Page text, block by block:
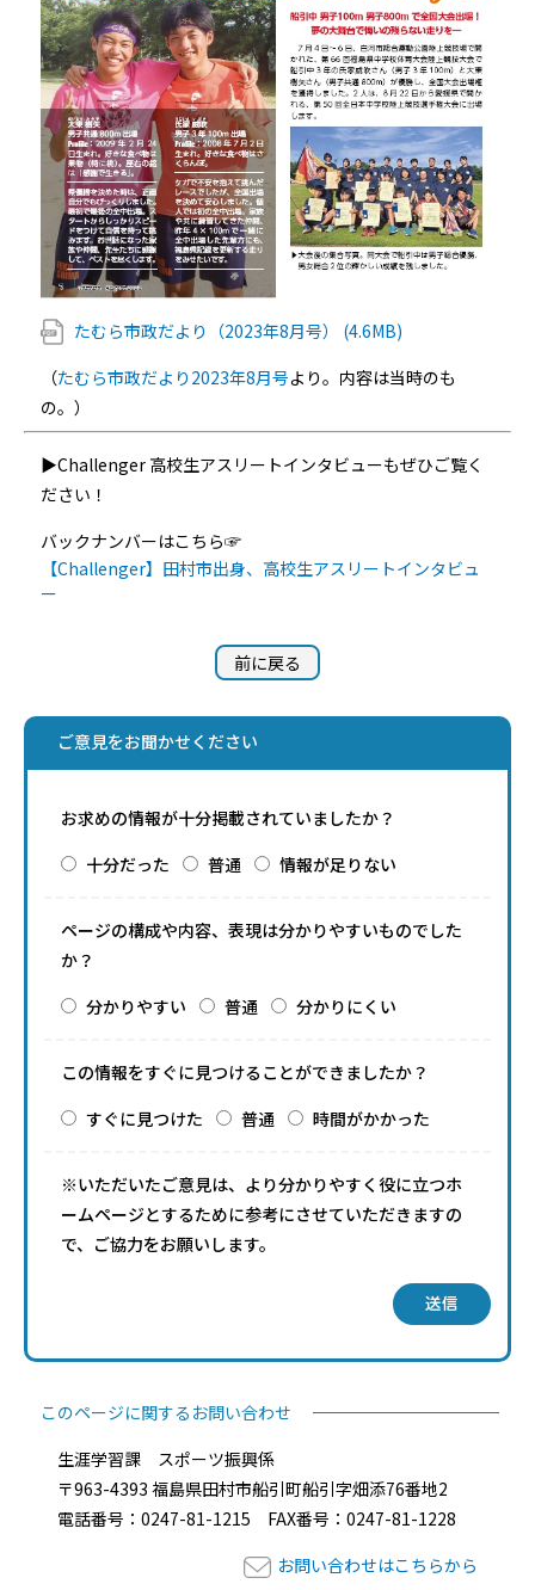
たむら市政だより（2023年8月号） (4.6MB)
（たむら市政だより2023年8月号より。内容は当時のも
の。）
▶Challenger 高校生アスリートインタビューもぜひご覧く
ださい！
バックナンバーはこちら☞
【Challenger】田村市出身、高校生アスリートインタビュ
ー
前に戻る
ご意見をお聞かせください
お求めの情報が十分掲載されていましたか？
十分だった
普通 情報が足りない
ページの構成や内容、表現は分かりやすいものでした
か？
分かりやすい
普通 分かりにくい
この情報をすぐに見つけることができましたか？
すぐに見つけた
普通 時間がかかった
※いただいたご意見は、より分かりやすく役に立つホ
ームページとするために参考にさせていただきますの
で、ご協力をお願いします。
送信
このページに関するお問い合わせ
生涯学習課 スポーツ振興係
〒963-4393 福島県田村市船引町船引字畑添76番地2
電話番号：0247-81-1215 FAX番号：0247-81-1228
お問い合わせはこちらから